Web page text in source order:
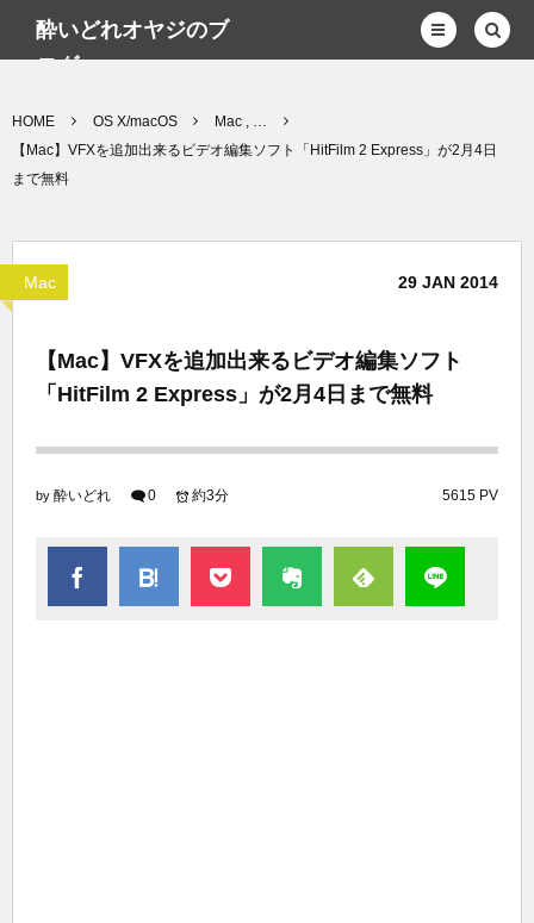
酔いどれオヤジのブ
ログwp
HOME OS X/macOS
Mac , …
【Mac】VFXを追加出来るビデオ編集ソフト「HitFilm 2 Express」が2月4日
まで無料
Mac 29 JAN 2014
【Mac】VFXを追加出来るビデオ編集ソフト
「HitFilm 2 Express」が2月4日まで無料
by 酔いどれ 0 5615 PV
約3分